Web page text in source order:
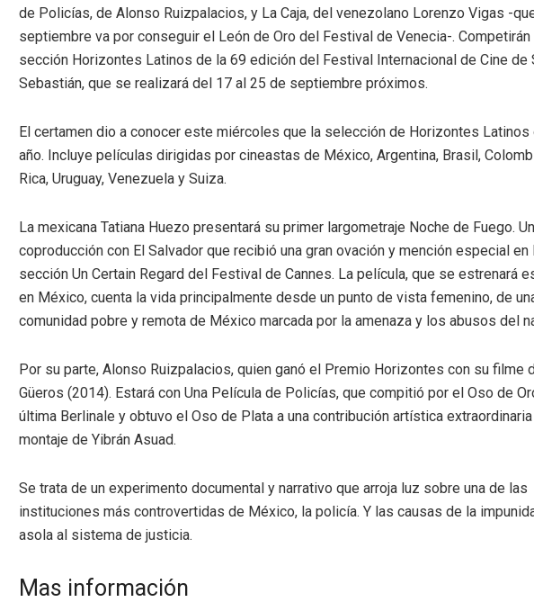
de Policías, de Alonso Ruizpalacios, y La Caja, del venezolano Lorenzo Vigas -
septiembre va por conseguir el León de Oro del Festival de Venecia-. Competirán
sección Horizontes Latinos de la 69 edición del Festival Internacional de Cine de
Sebastián, que se realizará del 17 al 25 de septiembre próximos.
El certamen dio a conocer este miércoles que la selección de Horizontes Latinos
año. Incluye películas dirigidas por cineastas de México, Argentina, Brasil,
Rica, Uruguay, Venezuela y Suiza.
La mexicana Tatiana Huezo presentará su primer largometraje Noche de Fuego.
coproducción con El Salvador que recibió una gran ovación y mención especial en
sección Un Certain Regard del Festival de Cannes. La película, que se estrenará
en México, cuenta la vida principalmente desde un punto de vista femenino, de
comunidad pobre y remota de México marcada por la amenaza y los abusos del
Por su parte, Alonso Ruizpalacios, quien ganó el Premio Horizontes con su filme
Güeros (2014). Estará con Una Película de Policías, que compitió por el Oso de
última Berlinale y obtuvo el Oso de Plata a una contribución artística
montaje de Yibrán Asuad.
Se trata de un experimento documental y narrativo que arroja luz sobre una de las
instituciones más controvertidas de México, la policía. Y las causas de la
asola al sistema de justicia.
Mas información